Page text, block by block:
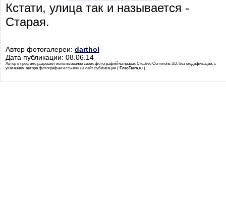
Кстати, улица так и называется -
Старая.
Автор фотогалереи: darthol
Дата публикации: 08.06.14
Автор в профиле разрешил использование своих фотографий на правах Creative Commons 3.0, без модификации, с
указанием автора фотографии и ссылки на сайт публикации ( FotoTerra.ru )